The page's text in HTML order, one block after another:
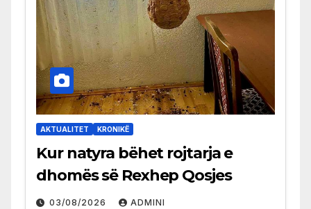
AKTUALITET KRONIKË
Kur natyra bëhet rojtarja e
dhomës së Rexhep Qosjes
03/08/2026 ADMINI